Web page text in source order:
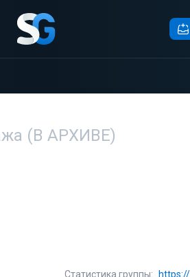
(В АРХИВЕ)
Статистика группы: